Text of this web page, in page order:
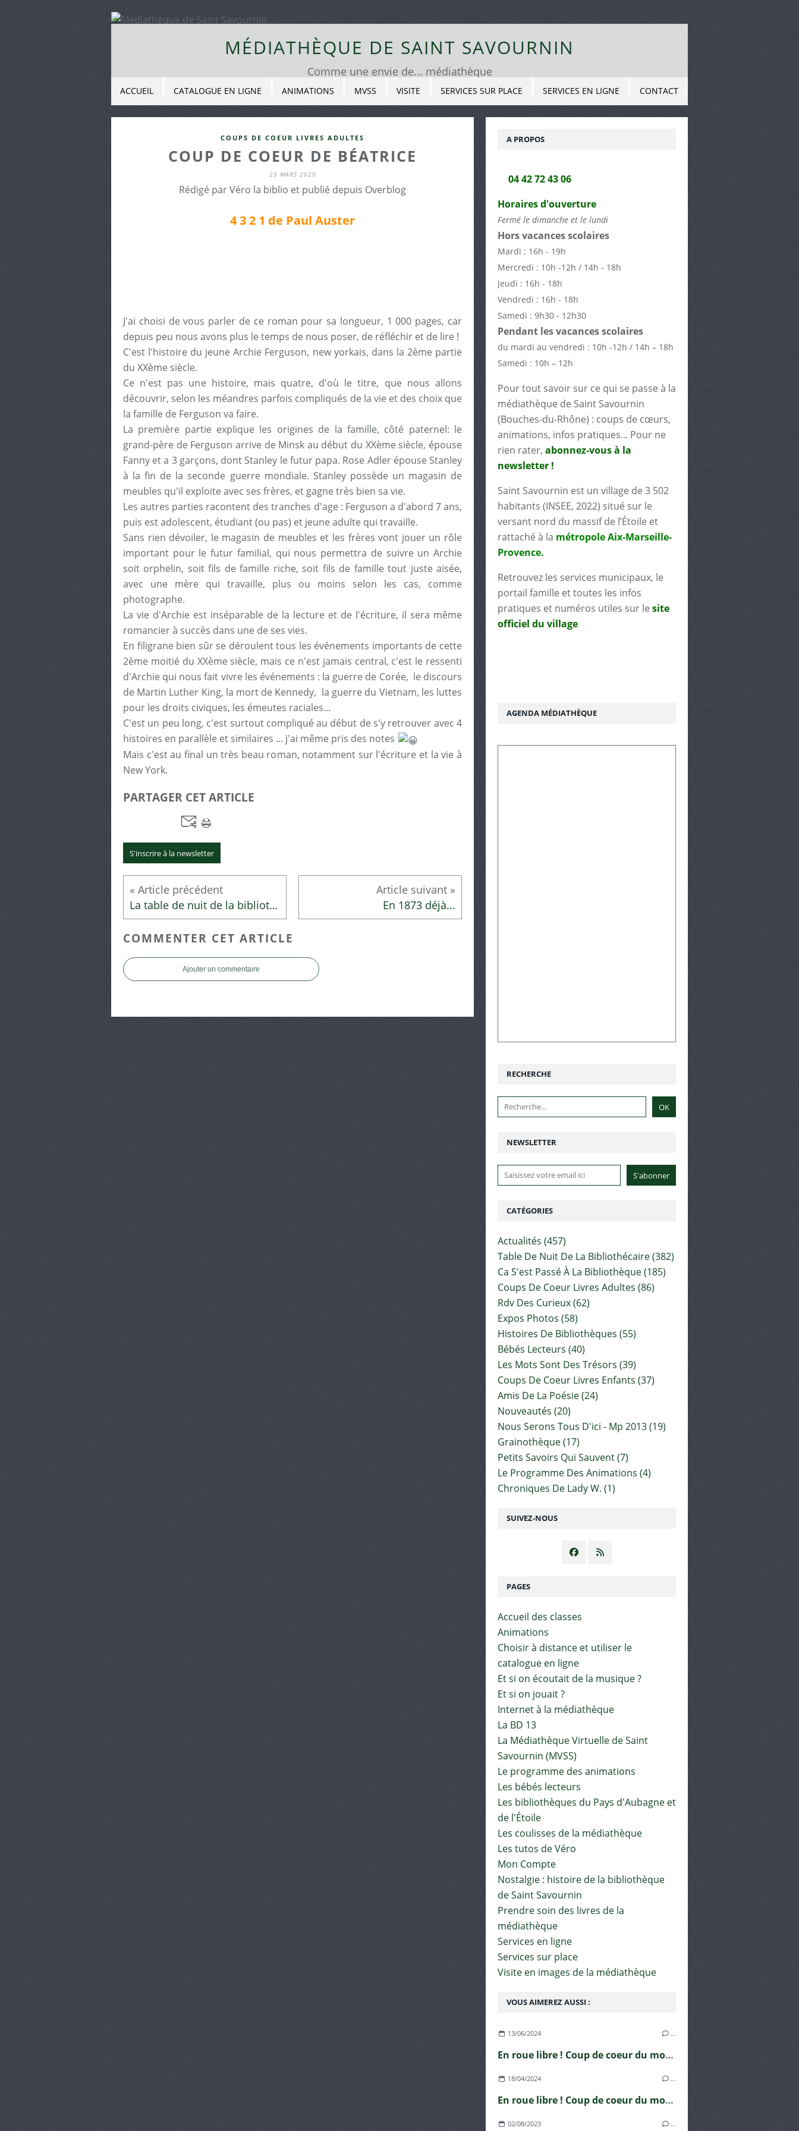
MÉDIATHÈQUE DE SAINT SAVOURNIN
Comme une envie de... médiathèque
ACCUEIL CATALOGUE EN LIGNE ANIMATIONS MVSS VISITE SERVICES SUR PLACE SERVICES EN LIGNE CONTACT
COUPS DE COEUR LIVRES ADULTES
COUP DE COEUR DE BÉATRICE
25 MARS 2020
Rédigé par Véro la biblio et publié depuis Overblog
4 3 2 1 de Paul Auster
J'ai choisi de vous parler de ce roman pour sa longueur, 1 000 pages, car
depuis peu nous avons plus le temps de nous poser, de réfléchir et de lire !
C'est l'histoire du jeune Archie Ferguson, new yorkais, dans la 2ème partie
du XXème siècle.
Ce n'est pas une histoire, mais quatre, d'où le titre, que nous allons
découvrir, selon les méandres parfois compliqués de la vie et des choix que
la famille de Ferguson va faire.
La première partie explique les origines de la famille, côté paternel: le
grand-père de Ferguson arrive de Minsk au début du XXème siècle, épouse
Fanny et a 3 garçons, dont Stanley le futur papa. Rose Adler épouse Stanley
à la fin de la seconde guerre mondiale. Stanley possède un magasin de
meubles qu'il exploite avec ses frères, et gagne très bien sa vie.
Les autres parties racontent des tranches d'age : Ferguson a d'abord 7 ans,
puis est adolescent, étudiant (ou pas) et jeune adulte qui travaille.
Sans rien dévoiler, le magasin de meubles et les frères vont jouer un rôle
important pour le futur familial, qui nous permettra de suivre un Archie
soit orphelin, soit fils de famille riche, soit fils de famille tout juste aisée,
avec une mère qui travaille, plus ou moins selon les cas, comme
photographe.
La vie d'Archie est inséparable de la lecture et de l'écriture, il sera même
romancier à succès dans une de ses vies.
En filigrane bien sûr se déroulent tous les événements importants de cette
2ème moitié du XXème siècle, mais ce n'est jamais central, c'est le ressenti
d'Archie qui nous fait vivre les événements : la guerre de Corée, le discours
de Martin Luther King, la mort de Kennedy, la guerre du Vietnam, les luttes
pour les droits civiques, les émeutes raciales...
C'est un peu long, c'est surtout compliqué au début de s'y retrouver avec 4
histoires en parallèle et similaires ... j'ai même pris des notes
Mais c'est au final un très beau roman, notamment sur l'écriture et la vie à
New York.
PARTAGER CET ARTICLE
S'inscrire à la newsletter
La table de nuit de la bibliothécaire En 1873 déjà...
COMMENTER CET ARTICLE
Ajouter un commentaire
NEWSLETTER
SUIVEZ-NOUS
RECHERCHE
VOUS AIMEREZ AUSSI :
13/06/2024 …
En roue libre ! Coup de coeur du mois de juin
18/04/2024 …
En roue libre ! Coup de coeur du mois d'avril
02/08/2023 …
PAGES
Accueil des classes
Animations
Choisir à distance et utiliser le
catalogue en ligne
Et si on écoutait de la musique ?
Et si on jouait ?
Internet à la médiathèque
La BD 13
La Médiathèque Virtuelle de Saint
Savournin (MVSS)
Le programme des animations
Les bébés lecteurs
Les bibliothèques du Pays d'Aubagne et
de l'Étoile
Les coulisses de la médiathèque
Les tutos de Véro
Mon Compte
Nostalgie : histoire de la bibliothèque
de Saint Savournin
Prendre soin des livres de la
médiathèque
Services en ligne
Services sur place
Visite en images de la médiathèque
CATÉGORIES
Actualités (457)
Table De Nuit De La Bibliothécaire(382)
Ca S'est Passé À La Bibliothèque(185)
Coups De Coeur Livres Adultes (86)
Rdv Des Curieux(62)
Expos Photos (58)
Histoires De Bibliothèques (55)
Bébés Lecteurs (40)
Les Mots Sont Des Trésors (39)
Coups De Coeur Livres Enfants (37)
Amis De La Poésie(24)
Nouveautés (20)
Nous Serons Tous D'ici - Mp 2013(19)
Grainothèque(17)
Petits Savoirs Qui Sauvent(7)
Le Programme Des Animations (4)
Chroniques De Lady W. (1)
A PROPOS
04 42 72 43 06
Horaires d'ouverture
Fermé le dimanche et le lundi
Hors vacances scolaires
Mardi : 16h - 19h
Mercredi : 10h -12h / 14h - 18h
Jeudi : 16h - 18h
Vendredi : 16h - 18h
Samedi : 9h30 - 12h30
Pendant les vacances scolaires
du mardi au vendredi : 10h -12h / 14h – 18h
Samedi : 10h – 12h
Pour tout savoir sur ce qui se passe à la
médiathèque de Saint Savournin
(Bouches-du-Rhône) : coups de cœurs,
animations, infos pratiques... Pour ne
rien rater, abonnez-vous à la
newsletter !
Saint Savournin est un village de 3 502
habitants (INSEE, 2022) situé sur le
versant nord du massif de l’Étoile et
rattaché à la métropole Aix-Marseille-
Provence.
Retrouvez les services municipaux, le
portail famille et toutes les infos
pratiques et numéros utiles sur le site
officiel du village
AGENDA MÉDIATHÈQUE